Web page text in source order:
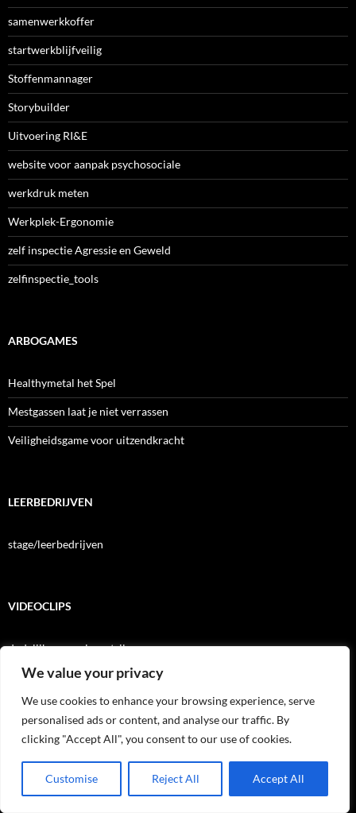
We value your privacy
We use cookies to enhance your browsing experience, serve
personalised ads or content, and analyse our traffic. By
clicking "Accept All", you consent to our use of cookies.
Customise Reject All Accept All
samenwerkkoffer
startwerkblijfveilig
Stoffenmannager
Storybuilder
Uitvoering RI&E
website voor aanpak psychosociale
werkdruk meten
Werkplek-Ergonomie
zelf inspectie Agressie en Geweld
zelfinspectie_tools
ARBOGAMES
Healthymetal het Spel
Mestgassen laat je niet verrassen
Veiligheidsgame voor uitzendkracht
LEERBEDRIJVEN
stage/leerbedrijven
VIDEOCLIPS
dodelijk ongeval mestsilo
NAPO veiligheidsfilmpjes
Safety with a smile
Start Werk Blijf Veilig
videofilm LMRA